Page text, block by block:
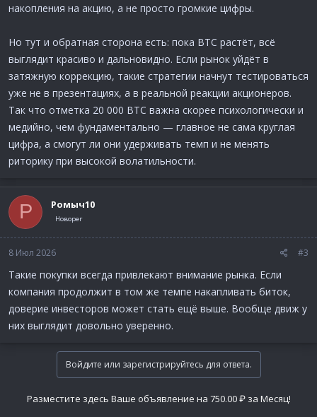
накопления на акцию, а не просто громкие цифры.
Но тут и обратная сторона есть: пока BTC растёт, всё
выглядит красиво и дальновидно. Если рынок уйдёт в
затяжную коррекцию, такие стратегии начнут тестироваться
уже не в презентациях, а в реальной реакции акционеров.
Так что отметка 20 000 BTC важна скорее психологически и
медийно, чем фундаментально — главное не сама круглая
цифра, а смогут ли они удерживать темп и не менять
риторику при высокой волатильности.
Р Ромыч10
Новорег
8 Июл 2026 #3
Такие покупки всегда привлекают внимание рынка. Если
компания продолжит в том же темпе накапливать биток,
доверие инвесторов может стать ещё выше. Вообще движ у
них выглядит довольно уверенно.
Войдите или зарегистрируйтесь для ответа.
Разместите здесь Ваше объявление на 750.00 ₽ за Месяц!